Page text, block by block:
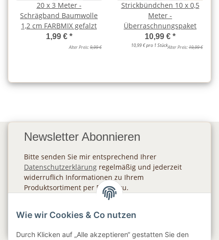
20 x 3 Meter -
Schrägband Baumwolle
1,2 cm FARBMIX gefalzt
1,99 € *
Alter Preis:9,99 €
Strickbündchen 10 x 0,5
Meter -
Überraschnungspaket
10,99 € *
10,99 € pro 1 StückAlter Preis:19,99 €
Newsletter Abonnieren
Bitte senden Sie mir entsprechend Ihrer
Datenschutzerklärung regelmäßig und jederzeit
widerruflich Informationen zu Ihrem
Produktsortiment per E-Mail zu.
Wie wir Cookies & Co nutzen
Durch Klicken auf „Alle akzeptieren“ gestatten Sie den